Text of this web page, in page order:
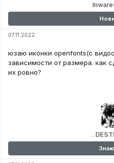
07.11.2022
юзаю иконки openfonts(с
зависимости от размера. как
их ровно?
.